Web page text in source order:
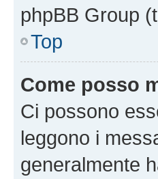
phpBB Group
Top
Come posso
Ci possono
leggono i
generalmente